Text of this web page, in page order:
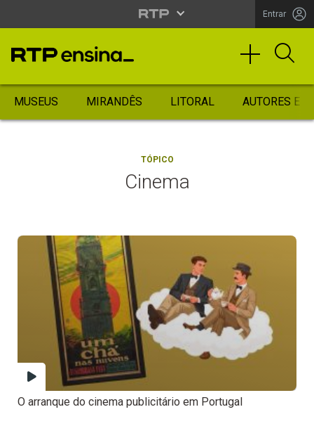
Entrar
MUSEUS MIRANDÊS LITORAL AUTORES
TÓPICO
Cinema
O arranque do cinema publicitário em Portugal